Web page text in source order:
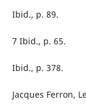
Ibid., p. 89.
7 Ibid., p. 65.
Ibid., p. 378.
Jacques Ferron,